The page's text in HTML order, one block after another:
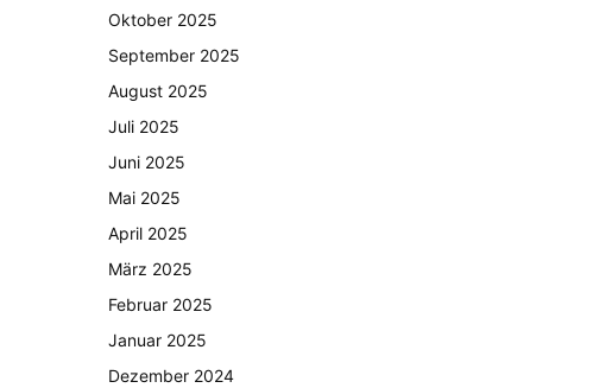
Oktober 2025
September 2025
August 2025
Juli 2025
Juni 2025
Mai 2025
April 2025
März 2025
Februar 2025
Januar 2025
Dezember 2024